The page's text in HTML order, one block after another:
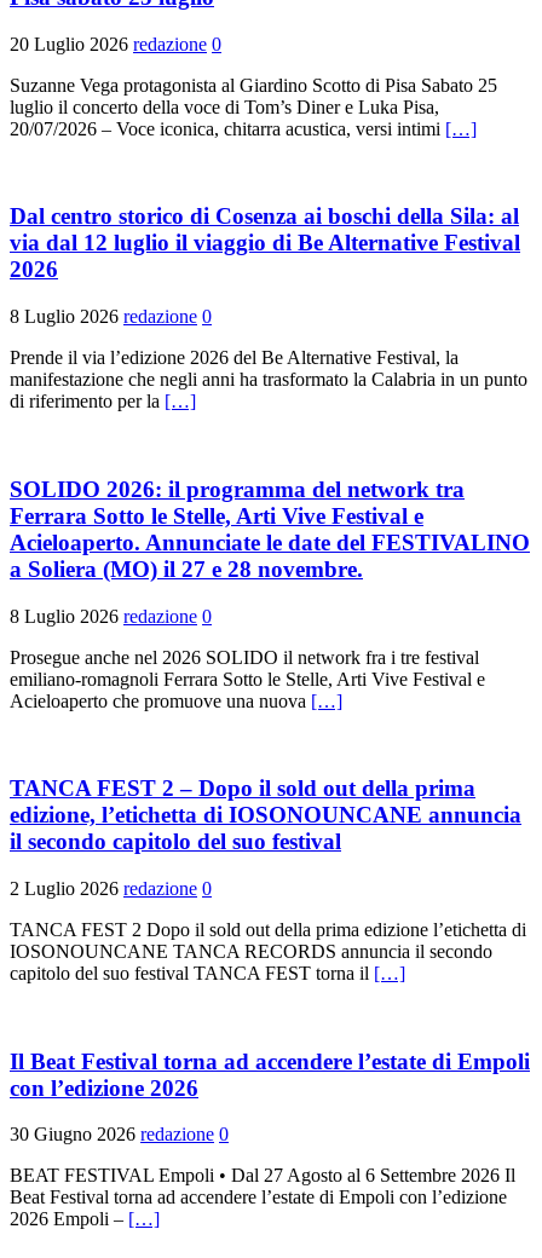
20 Luglio 2026 redazione 0
Suzanne Vega protagonista al Giardino Scotto di Pisa Sabato 25
luglio il concerto della voce di Tom’s Diner e Luka Pisa,
20/07/2026 – Voce iconica, chitarra acustica, versi intimi […]
​Dal centro storico di Cosenza ai boschi della Sila: al
via dal 12 luglio il viaggio di Be Alternative Festival
2026
8 Luglio 2026 redazione 0
Prende il via l’edizione 2026 del Be Alternative Festival, la
manifestazione che negli anni ha trasformato la Calabria in un punto
di riferimento per la […]
SOLIDO 2026: il programma del network tra
Ferrara Sotto le Stelle, Arti Vive Festival e
Acieloaperto. Annunciate le date del FESTIVALINO
a Soliera (MO) il 27 e 28 novembre.
8 Luglio 2026 redazione 0
Prosegue anche nel 2026 SOLIDO il network fra i tre festival
emiliano-romagnoli Ferrara Sotto le Stelle, Arti Vive Festival e
Acieloaperto che promuove una nuova […]
TANCA FEST 2 – Dopo il sold out della prima
edizione, l’etichetta di IOSONOUNCANE annuncia
il secondo capitolo del suo festival
2 Luglio 2026 redazione 0
TANCA FEST 2 Dopo il sold out della prima edizione l’etichetta di
IOSONOUNCANE TANCA RECORDS annuncia il secondo
capitolo del suo festival TANCA FEST torna il […]
Il Beat Festival torna ad accendere l’estate di Empoli
con l’edizione 2026
30 Giugno 2026 redazione 0
BEAT FESTIVAL Empoli • Dal 27 Agosto al 6 Settembre 2026 Il
Beat Festival torna ad accendere l’estate di Empoli con l’edizione
2026 Empoli – […]